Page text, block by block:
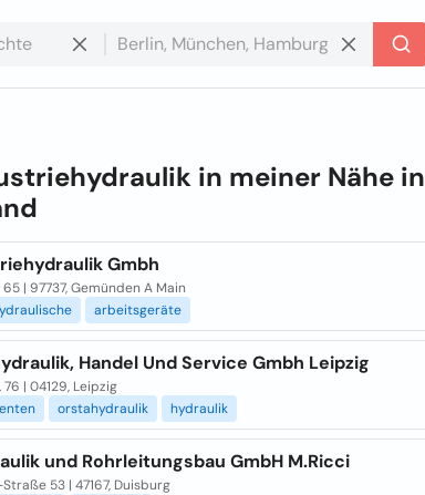
in meiner Nähe in
Gmbh
| 97737, Gemünden A Main
arbeitsgeräte
Handel Und Service Gmbh Leipzig
| 04129, Leipzig
orstahydraulik hydraulik
und Rohrleitungsbau GmbH M.Ricci
53 | 47167, Duisburg